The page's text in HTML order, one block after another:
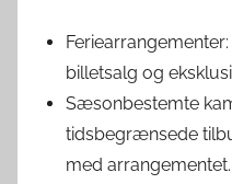
billetsalg og
Sæsonbestemte
tidsbegrænsede
med arrangementet.